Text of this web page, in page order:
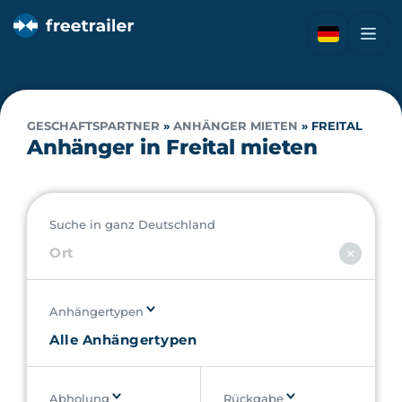
GESCHAFTSPARTNER » ANHÄNGER MIETEN » FREITAL
Anhänger in Freital mieten
Suche in ganz Deutschland
Anhängertypen
Abholung Rückgabe